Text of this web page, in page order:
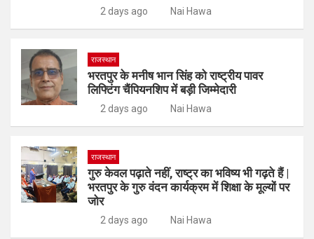
2 days ago Nai Hawa
राजस्थान
भरतपुर के मनीष भान सिंह को राष्ट्रीय पावर
लिफ्टिंग चैंपियनशिप में बड़ी जिम्मेदारी
2 days ago Nai Hawa
राजस्थान
गुरु केवल पढ़ाते नहीं, राष्ट्र का भविष्य भी गढ़ते हैं |
भरतपुर के गुरु वंदन कार्यक्रम में शिक्षा के मूल्यों पर
जोर
2 days ago Nai Hawa